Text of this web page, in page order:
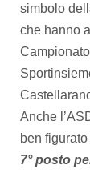
simbolo
che hanno
Anche
ben
7° posto